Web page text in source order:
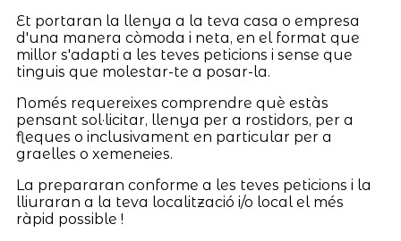
Et portaran la llenya a la teva casa o empresa
d'una manera còmoda i neta, en el format que
millor s'adapti a les teves peticions i sense que
tinguis que molestar-te a posar-la.
Només requereixes comprendre què estàs
pensant sol·licitar, llenya per a rostidors, per a
fleques o inclusivament en particular per a
graelles o xemeneies.
La prepararan conforme a les teves peticions i la
lliuraran a la teva localització i/o local el més
ràpid possible !